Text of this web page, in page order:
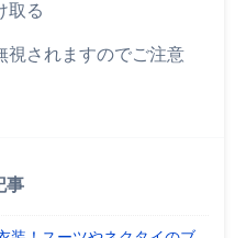
取る
視されますのでご注意
事